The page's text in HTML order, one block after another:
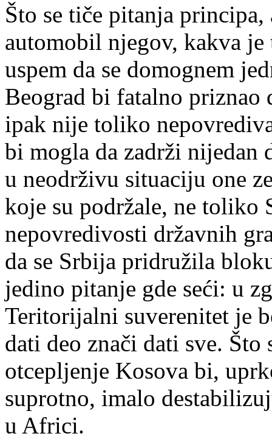
Što se tiče pitanja
automobil njegov, kakva
uspem da se domognem
Beograd bi fatalno priznao
ipak nije toliko
bi mogla da zadrži nijedan
u neodrživu situaciju one
koje su podržale, ne
nepovredivosti državnih
da se Srbija pridružila
jedino pitanje gde seći: u
Teritorijalni suverenitet je
dati deo znači dati sve. Što
otcepljenje Kosova bi,
suprotno, imalo
u Africi.